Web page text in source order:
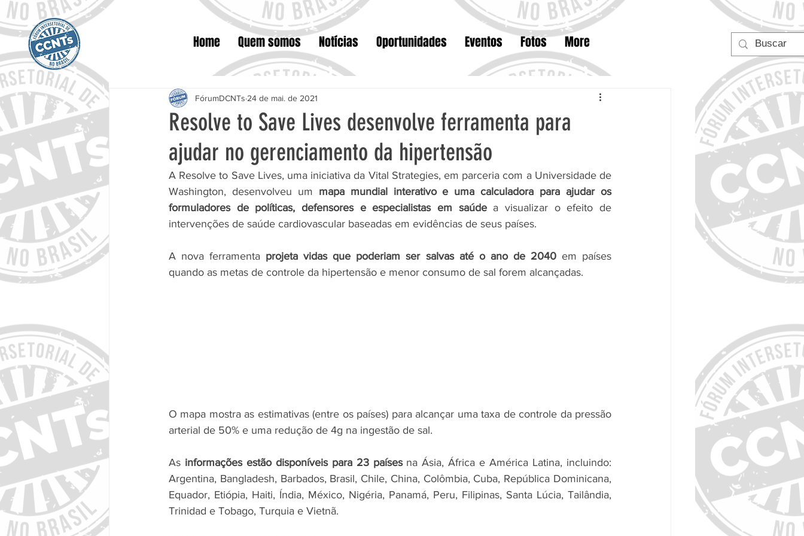
Home Quem somos Notícias Oportunidades Eventos Fotos More
Resolve to Save Lives desenvolve ferramenta para
ajudar no gerenciamento da hipertensão
FórumDCNTs 24 de mai. de 2021
A Resolve to Save Lives, uma iniciativa da Vital Strategies, em parceria com a Universidade de
Washington, desenvolveu um mapa mundial interativo e uma calculadora para ajudar os
formuladores de políticas, defensores e especialistas em saúde a visualizar o efeito de
intervenções de saúde cardiovascular baseadas em evidências de seus países.
A nova ferramenta projeta vidas que poderiam ser salvas até o ano de 2040 em países
quando as metas de controle da hipertensão e menor consumo de sal forem alcançadas.
O mapa mostra as estimativas (entre os países) para alcançar uma taxa de controle da pressão
arterial de 50% e uma redução de 4g na ingestão de sal.
As informações estão disponíveis para 23 países na Ásia, África e América Latina, incluindo:
Argentina, Bangladesh, Barbados, Brasil, Chile, China, Colômbia, Cuba, República Dominicana,
Equador, Etiópia, Haiti, Índia, México, Nigéria, Panamá, Peru, Filipinas, Santa Lúcia, Tailândia,
Trinidad e Tobago, Turquia e Vietnã.